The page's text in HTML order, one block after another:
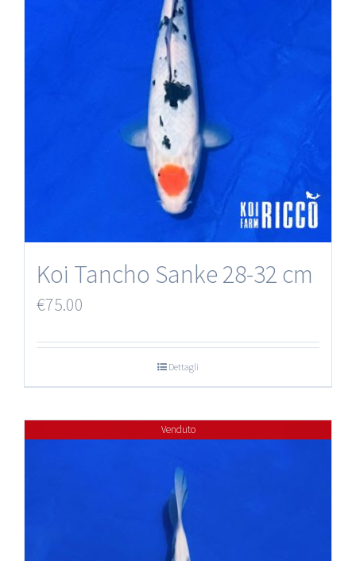
Koi Tancho Sanke 28-32 cm
€75.00
Dettagli
Venduto